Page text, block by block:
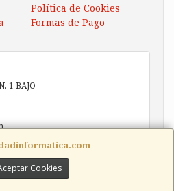
Cookies
Política de Cookies
Formas de Pago
1 BAJO